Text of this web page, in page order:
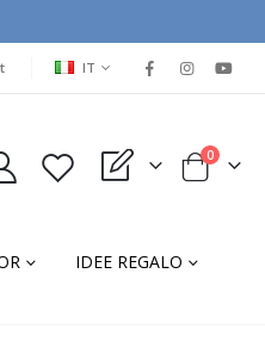
LINGUA
IT
My Quote Cart
0elementi
IDEE REGALO